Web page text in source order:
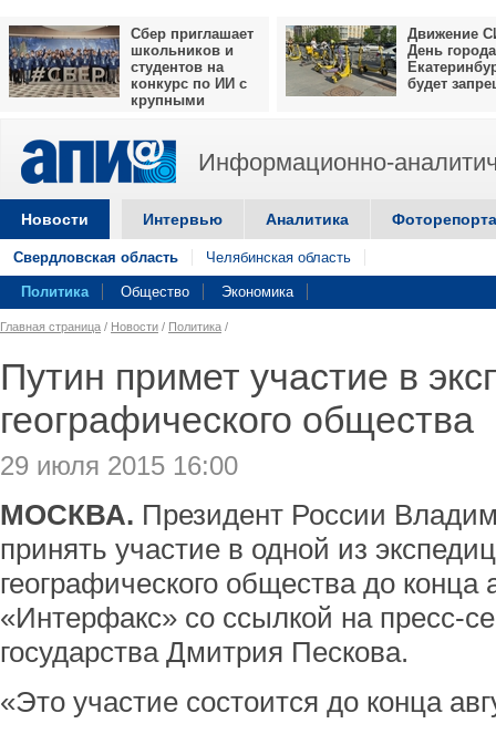
Сбер приглашает
школьников и
студентов на
конкурс по ИИ с
крупными
Движение
День города
будет
Информационно-
Новости Интервью Аналитика
Свердловская область Челябинская область
Политика Общество Экономика
Главная страница / Новости / Политика /
Путин примет участие в
географического общества
29 июля 2015 16:00
МОСКВА. Президент России
принять участие в одной из
географического общества до конца
«Интерфакс» со ссылкой на пресс-
государства Дмитрия Пескова.
«Это участие состоится до конца